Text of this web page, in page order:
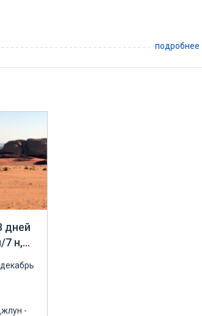
подробнее
дней
7 н,
-